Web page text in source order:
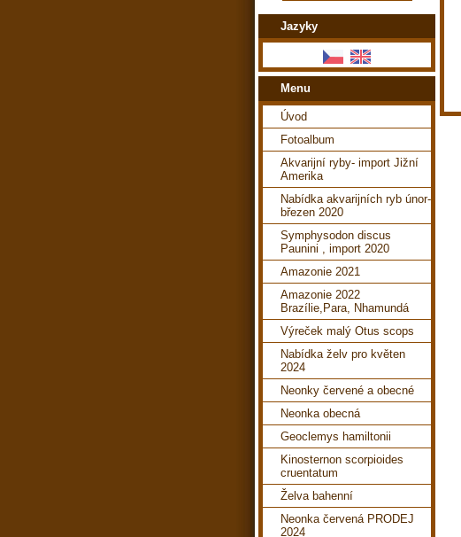
Jazyky
Menu
Úvod
Fotoalbum
Akvarijní ryby- import Jižní
Amerika
Nabídka akvarijních ryb únor-
březen 2020
Symphysodon discus
Paunini , import 2020
Amazonie 2021
Amazonie 2022
Brazílie,Para, Nhamundá
Výreček malý Otus scops
Nabídka želv pro květen
2024
Neonky červené a obecné
Neonka obecná
Geoclemys hamiltonii
Kinosternon scorpioides
cruentatum
Želva bahenní
Neonka červená PRODEJ
2024